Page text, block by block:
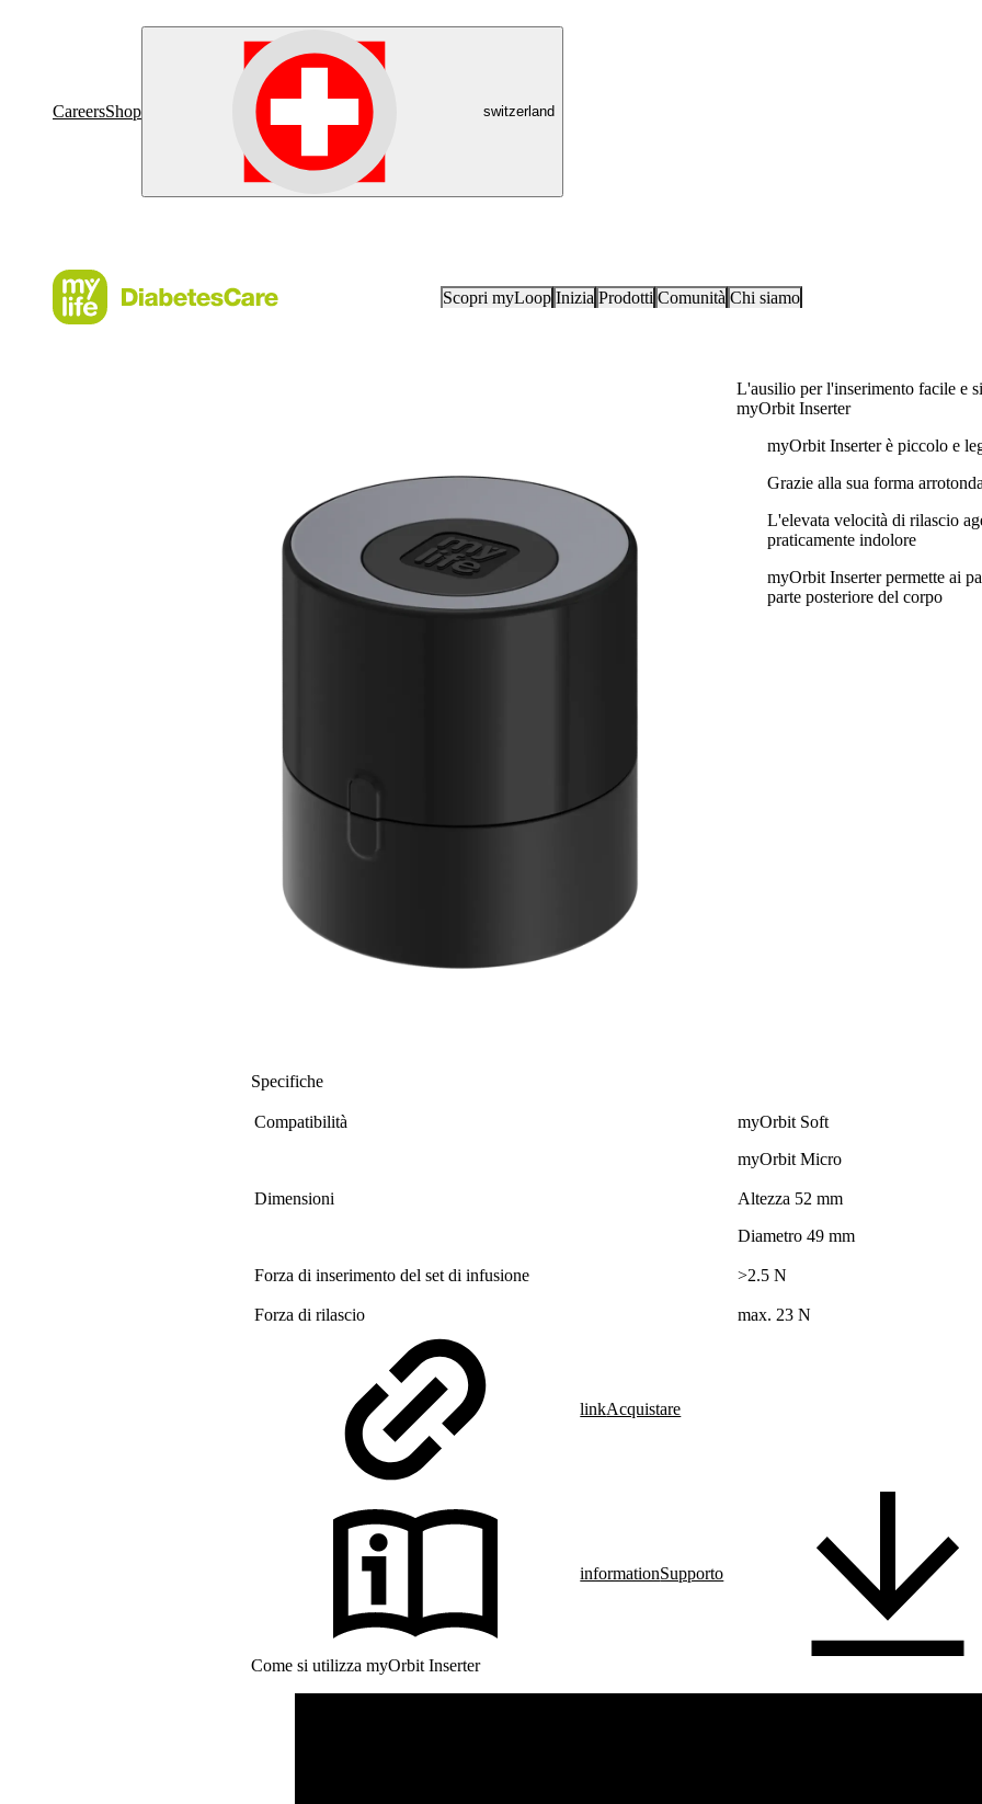
CareersShop switzerland
Scopri myLoop Inizia Prodotti Comunità Chi siamo
L'ausilio per l'inserimento facile e
myOrbit Inserter
myOrbit Inserter è piccolo e
Grazie alla sua forma
L'elevata velocità di rilascio
praticamente indolore
myOrbit Inserter permette ai
parte posteriore del corpo
Specifiche
Compatibilità
myOrbit Soft
myOrbit Micro
Dimensioni
Altezza 52 mm
Diametro 49 mm
Forza di inserimento del set di infusione >2.5 N
Forza di rilascio max. 23 N
linkAcquistare
informationSupporto
Come si utilizza myOrbit Inserter